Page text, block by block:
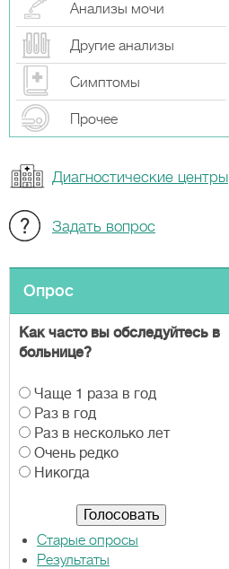
Анализы мочи
Другие анализы
Симптомы
Прочeе
Диагностические центры
Задать вопрос
Опрос
Как часто вы обследуйтесь в
больнице?
В
а
р
и
а
Чаще 1 раза в год
Раз в год
Раз в несколько лет
Очень редко
Никогда
Старые опросы
Результаты